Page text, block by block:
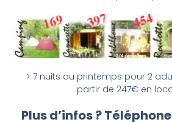
> 7 nuits au printemps pour 2
partir de 247€ en
Plus d’infos ?